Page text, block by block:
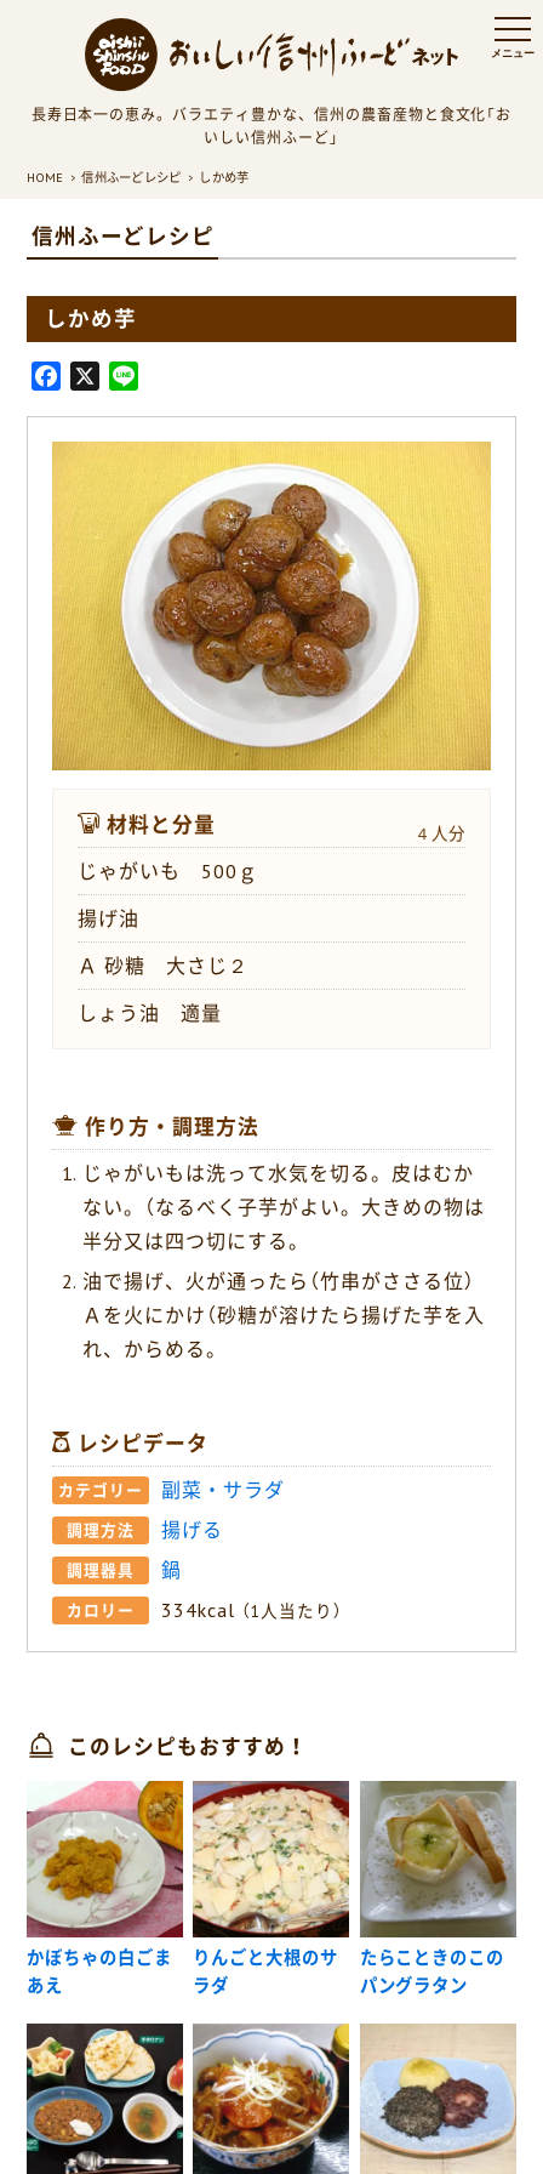
長寿日本一の恵み。バラエティ豊かな、信州の農畜産物と食文化「お
いしい信州ふーど」
HOME 信州ふーどレシピ しかめ芋
信州ふーどレシピ
しかめ芋
X
e
材料と分量 ４人分
じゃがいも 500ｇ
揚げ油
Ａ 砂糖 大さじ２
しょう油 適量
作り方・調理方法
じゃがいもは洗って水気を切る。皮はむか
ない。（なるべく子芋がよい。大きめの物は
半分又は四つ切にする。
油で揚げ、火が通ったら（竹串がささる位）
Ａを火にかけ（砂糖が溶けたら揚げた芋を入
れ、からめる。
レシピデータ
カテゴリー 副菜・サラダ
調理方法 揚げる
調理器具 鍋
カロリー 334kcal （1人当たり）
このレシピもおすすめ！
かぼちゃの白ごま
あえ
りんごと大根のサ
ラダ
たらこときのこの
パングラタン